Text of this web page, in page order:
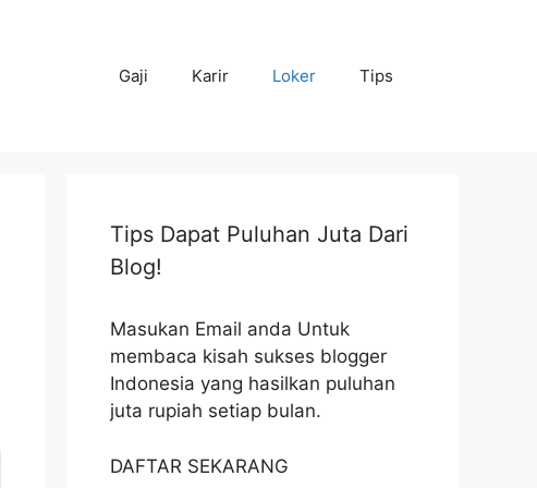
Gaji Karir Loker Tips
Tips Dapat Puluhan Juta Dari
Blog!
Masukan Email anda Untuk
membaca kisah sukses blogger
Indonesia yang hasilkan puluhan
juta rupiah setiap bulan.
DAFTAR SEKARANG